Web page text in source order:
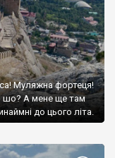
Муляжна фортеця!
шо? А мене ще там
до цього літа.